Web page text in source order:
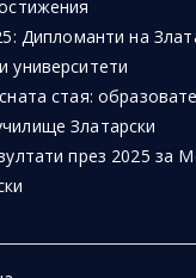
Дипломанти на
университети
стая:
Златарски
през 2025 за